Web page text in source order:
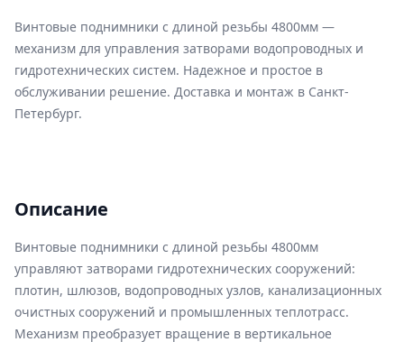
Винтовые поднимники с длиной резьбы 4800мм —
механизм для управления затворами водопроводных и
гидротехнических систем. Надежное и простое в
обслуживании решение. Доставка и монтаж в Санкт-
Петербург.
Описание
Винтовые поднимники с длиной резьбы 4800мм
управляют затворами гидротехнических сооружений:
плотин, шлюзов, водопроводных узлов, канализационных
очистных сооружений и промышленных теплотрасс.
Механизм преобразует вращение в вертикальное